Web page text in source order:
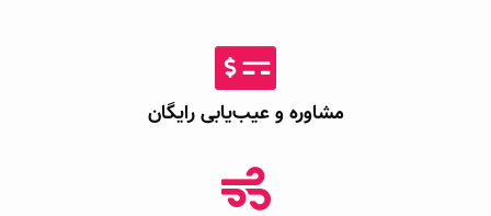
مشاوره و عیب‌یابی رایگان